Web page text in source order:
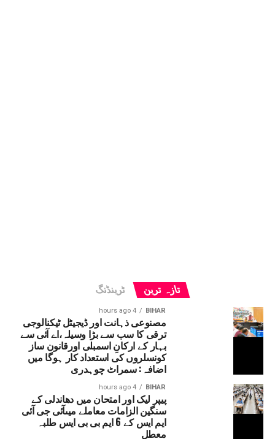
تازہ ترین ٹرینڈنگ
BIHAR
4 hours ago
مصنوعی ذہانت اور ڈیجیٹل ٹیکنالوجی
ترقی کا سب سے بڑا وسیلہ،اے آئی سے
بہار کے ارکانِ اسمبلی اورقانون ساز
کونسلروں کی استعداد کار ہوگا میں
اضافہ: سمراٹ چوہدری
BIHAR
4 hours ago
پیپر لیک اور امتحان میں دھاندلی کے
سنگین الزامات معاملے میںآئی جی آئی
ایم ایس کے 6 ایم بی بی ایس طلبہ
معطل